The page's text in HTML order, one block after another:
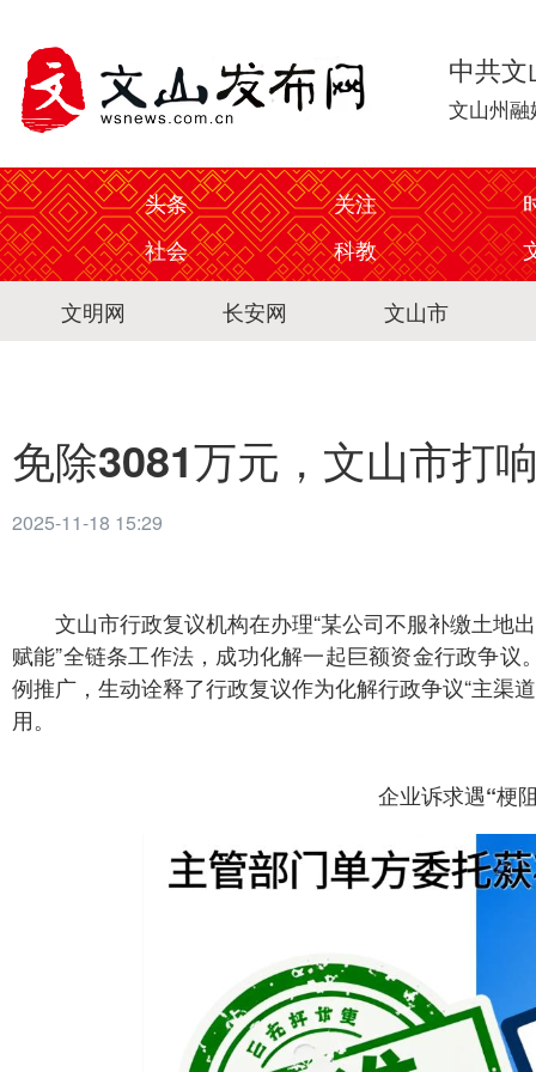
中共
文山州
头条 关注
社会
科教
文明网
长安网 文山市
免除3081万元，文山市打
2025-11-18 15:29
文山市行政复议机构在办理“某公司不服补缴土地
赋能”全链条工作法，成功化解一起巨额资金行政争
例推广，生动诠释了行政复议作为化解行政争议“主渠
用。
企业诉求遇“梗